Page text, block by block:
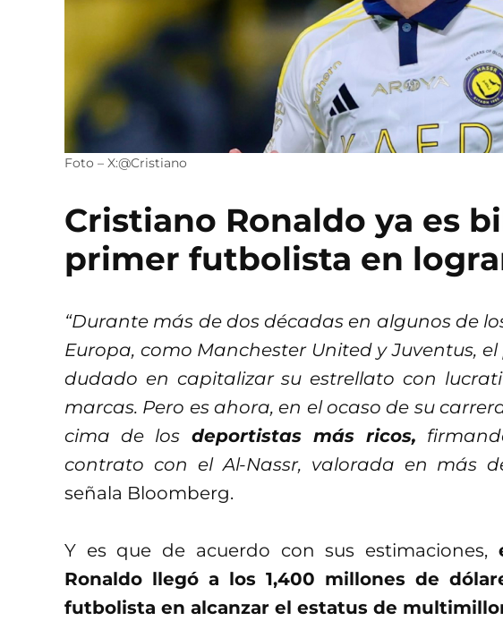
Foto – X:@Cristiano
Cristiano Ronaldo ya es
primer futbolista en
“Durante más de dos décadas en algunos de
Europa, como Manchester United y Juventus,
dudado en capitalizar su estrellato con
marcas. Pero es ahora, en el ocaso de su
cima de los deportistas más ricos,
contrato con el Al-Nassr, valorada en más
señala Bloomberg.
Y es que de acuerdo con sus estimaciones,
Ronaldo llegó a los 1,400 millones de
futbolista en alcanzar el estatus de